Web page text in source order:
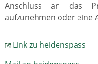
Anschluss an das
aufzunehmen oder eine
Link zu heidenspass